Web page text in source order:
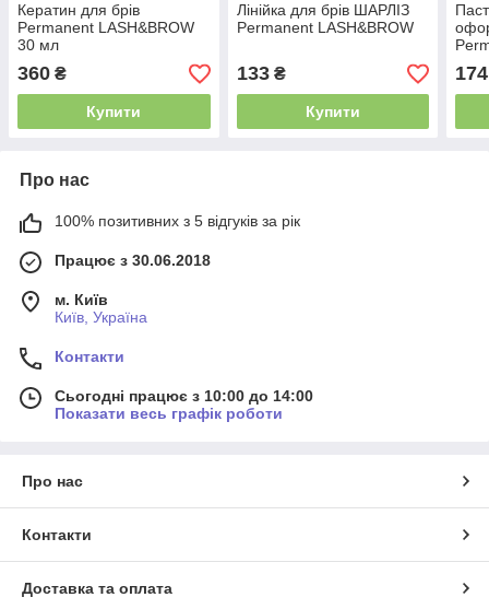
Кератин для брів
Permanent LASH&BROW
30 мл
360 ₴
Купити
Лінійка для брів ШАРЛІЗ
Permanent LASH&BROW
133₴
Купити
г
174
Про нас
100% позитивних з 5 відгуків за рік
Працює з 30.06.2018
м. Київ
Київ, Україна
Контакти
Сьогодні працює з 10:00 до 14:00
Показати весь графік роботи
Про нас
Контакти
Доставка та оплата